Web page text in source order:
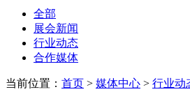
全部
展会新闻
行业动态
合作媒体
当前位置： 首页 > 媒体中心 > 行业动